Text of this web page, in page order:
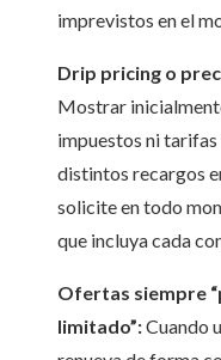
imprevistos en el
Drip pricing o
Mostrar
impuestos ni tarifas
distintos recargos
solicite en todo
que incluya cada
Ofertas siempre
limitado”:Cuando